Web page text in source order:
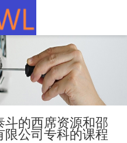
斗的西席资源和邵
限公司专科的课程